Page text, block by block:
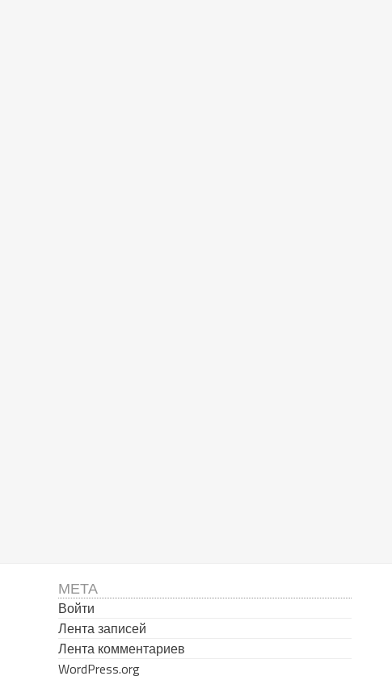
МЕТА
Войти
Лента записей
Лента комментариев
WordPress.org